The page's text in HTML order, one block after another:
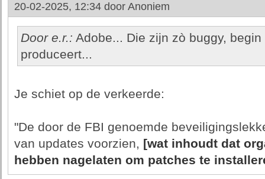
20-02-2025, 12:34 door Anoniem
Door e.r.: Adobe... Die zijn zò buggy,
produceert...
Je schiet op de verkeerde:
"De door de FBI genoemde
van updates voorzien, [wat inhoudt dat
hebben nagelaten om patches te